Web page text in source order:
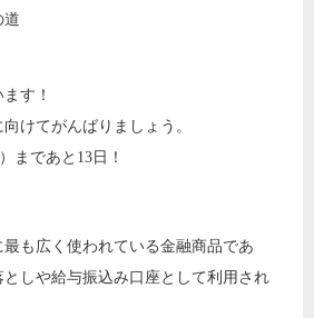
道
す！
けてがんばりましょう。
まであと13日！
も広く使われている金融商品であ
としや給与振込み口座として利用され